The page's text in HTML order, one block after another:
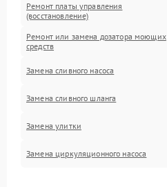
Ремонт платы управления
(восстановление)
Ремонт или замена дозатора моющих
средств
Замена сливного насоса
Замена сливного шланга
Замена улитки
Замена циркуляционного насоса